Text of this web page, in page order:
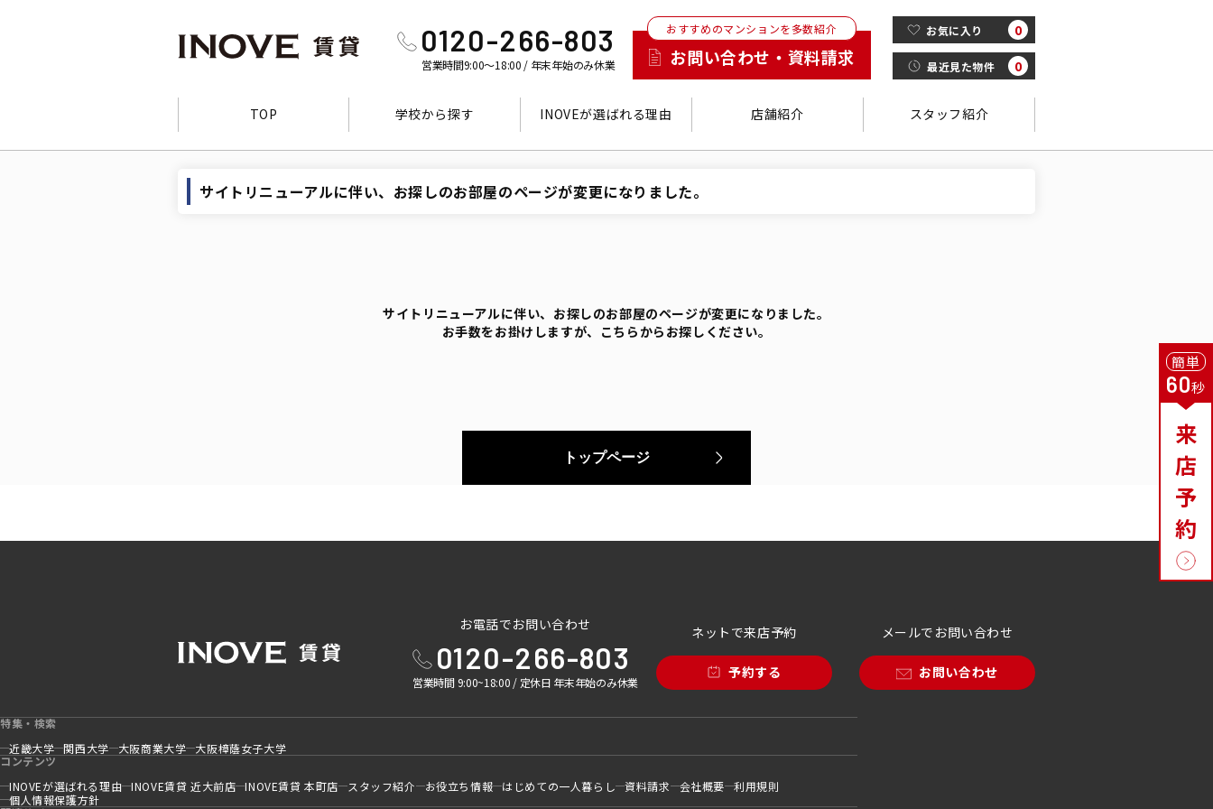
0120-266-803
営業時間9:00～18:00 / 年末年始のみ休業
おすすめのマンションを多数紹介
お問い合わせ・資料請求
お気に入り 0
最近見た物件 0
TOP 学校から探す INOVEが選ばれる理由 店舗紹介 スタッフ紹介
サイトリニューアルに伴い、お探しのお部屋のページが変更になりました。
サイトリニューアルに伴い、お探しのお部屋のページが変更になりました。
お手数をお掛けしますが、こちらからお探しください。
トップページ
簡単
60秒
来
店
予
約
お電話でお問い合わせ
0120-266-803
営業時間 9:00~18:00 / 定休日 年末年始のみ休業
ネットで来店予約
予約する
メールでお問い合わせ
お問い合わせ
特集・検索
近畿大学 関西大学 大阪商業大学
大阪樟蔭女子大学
コンテンツ
INOVEが選ばれる理由 INOVE賃貸 近大前店 INOVE賃貸 本町店 スタッフ紹介 お役立ち情報 はじめての一人暮らし 資料請求 会社概要 利用規則
個人情報保護方針